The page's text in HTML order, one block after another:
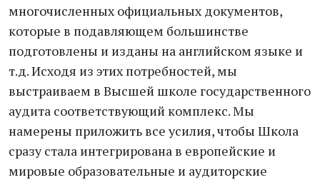
многочисленных официальных документов,
которые в подавляющем большинстве
подготовлены и изданы на английском языке и
т.д. Исходя из этих потребностей, мы
выстраиваем в Высшей школе государственного
аудита соответствующий комплекс. Мы
намерены приложить все усилия, чтобы Школа
сразу стала интегрирована в европейские и
мировые образовательные и аудиторские